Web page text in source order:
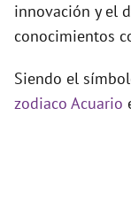
innovación y el
conocimientos
Siendo el
zodiaco Acuario